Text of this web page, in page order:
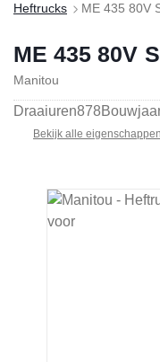
Heftrucks ME 435 80V
ME 435 80V
Manitou
Draaiuren878
Bekijk alle eigenschappen